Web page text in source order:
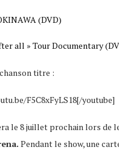
(DVD)
all » Tour Documentary
titre :
F5C8xFyLS18[/youtube]
le 8 juillet prochain lors de
Pendant le show, une